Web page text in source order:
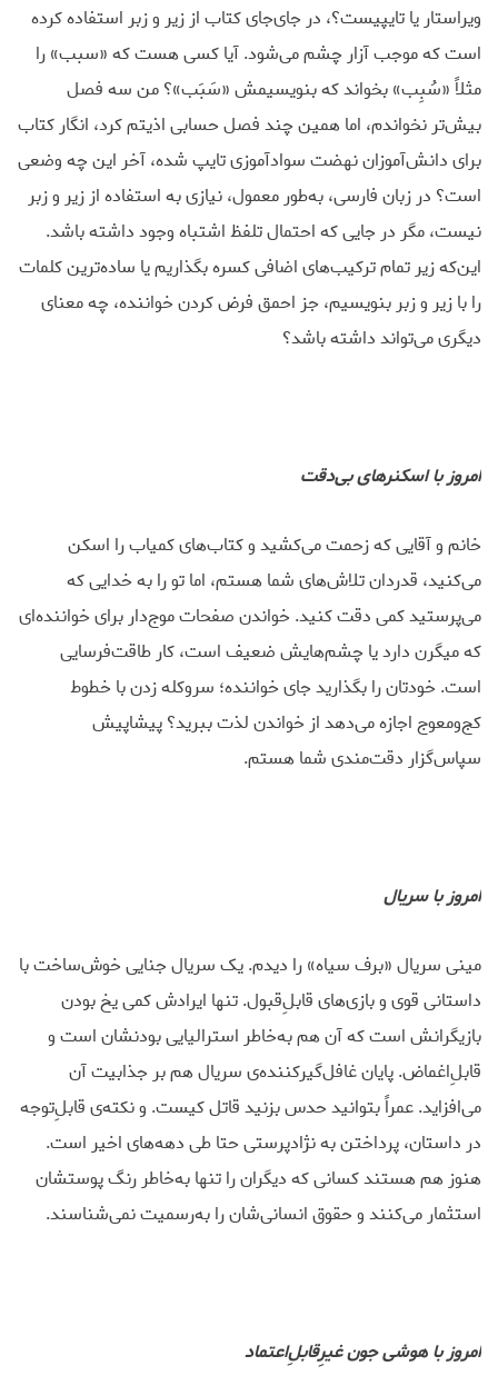
ویراستار یا تایپیست؟، در جای‌جای کتاب از زیر و زبر استفاده کرده
است که موجب آزار چشم می‌شود. آیا کسی هست که «سبب» را
مثلاً «سُبِب» بخواند که بنویسیمش «سَبَب»؟ من سه فصل
بیش‌تر نخواندم، اما همین چند فصل حسابی اذیتم کرد، انگار کتاب
برای دانش‌آموزان نهضت سوادآموزی تایپ شده، آخر این چه وضعی
است؟ در زبان فارسی، به‌طور معمول، نیازی به استفاده از زیر و زبر
نیست، مگر در جایی که احتمال تلفظ اشتباه وجود داشته باشد.
این‌که زیر تمام ترکیب‌های اضافی کسره بگذاریم یا ساده‌ترین کلمات
را با زیر و زبر بنویسیم، جز احمق فرض کردن خواننده، چه معنای
دیگری می‌تواند داشته باشد؟
امروز با اسکنرهای بی‌دقت
خانم و آقایی که زحمت می‌کشید و کتاب‌های کمیاب را اسکن
می‌کنید، قدردان تلاش‌های شما هستم، اما تو را به خدایی که
می‌پرستید کمی دقت کنید. خواندن صفحات موج‌دار برای خواننده‌ای
که میگرن دارد یا چشم‌هایش ضعیف است، کار طاقت‌فرسایی
است. خودتان را بگذارید جای خواننده؛ سروکله زدن با خطوط
کج‌ومعوج اجازه می‌دهد از خواندن لذت ببرید؟ پیشاپیش
سپاس‌گزار دقت‌مندی شما هستم.
امروز با سریال
مینی سریال «برف سیاه» را دیدم. یک سریال جنایی خوش‌ساخت با
داستانی قوی و بازی‌های قابلِ‌قبول. تنها ایرادش کمی یخ بودن
بازیگرانش است که آن هم به‌خاطر استرالیایی بودنشان است و
قابلِ‌اغماض. پایان غافل‌گیرکننده‌‌ی سریال هم بر جذابیت آن
می‌افزاید. عمراً بتوانید حدس بزنید قاتل کیست. و نکته‌ی قابلِ‌توجه
در داستان، پرداختن به نژادپرستی حتا طی دهه‌های اخیر است.
هنوز هم هستند کسانی که دیگران را تنها به‌خاطر رنگ پوستشان
استثمار می‌کنند و حقوق انسانی‌شان را به‌رسمیت نمی‌شناسند.
امروز با هوشی جون غیرِقابلِ‌اعتماد